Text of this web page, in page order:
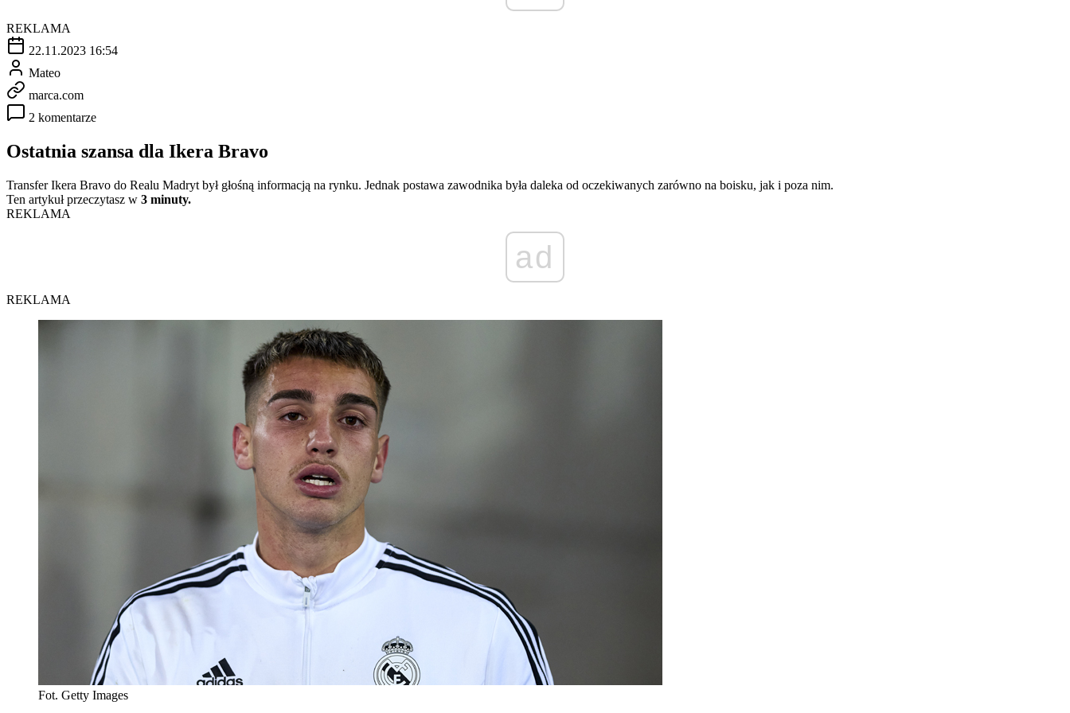
REKLAMA
22.11.2023 16:54
Mateo
marca.com
2 komentarze
Ostatnia szansa dla Ikera Bravo
Transfer Ikera Bravo do Realu Madryt był głośną informacją na rynku. Jednak postawa zawodnika była daleka od oczekiwanych zarówno na boisku, jak i poza nim.
Ten artykuł przeczytasz w 3 minuty.
REKLAMA
ad
REKLAMA
Fot. Getty Images